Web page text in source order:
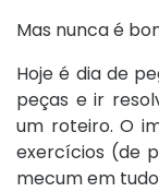
Mas nunca é
Hoje é dia de
peças e ir
um roteiro. O
exercícios (de
mecum em